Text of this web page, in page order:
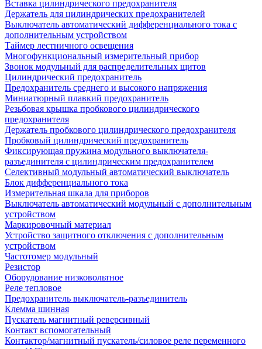
Вставка цилиндрического предохранителя
Держатель для цилиндрических предохранителей
Выключатель автоматический дифференциального тока с
дополнительным устройством
Таймер лестничного освещения
Многофункциональный измерительный прибор
Звонок модульный для распределительных щитов
Цилиндрический предохранитель
Предохранитель среднего и высокого напряжения
Миниатюрный плавкий предохранитель
Резьбовая крышка пробкового цилиндрического
предохранителя
Держатель пробкового цилиндрического предохранителя
Пробковый цилиндрический предохранитель
Фиксирующая пружина модульного выключателя-
разъединителя с цилиндрическим предохранителем
Селективный модульный автоматический выключатель
Блок дифференциального тока
Измерительная шкала для приборов
Выключатель автоматический модульный с дополнительным
устройством
Маркировочный материал
Устройство защитного отключения с дополнительным
устройством
Частотомер модульный
Резистор
Оборудование низковольтное
Реле тепловое
Предохранитель выключатель-разъединитель
Клемма шинная
Пускатель магнитный реверсивный
Контакт вспомогательный
Контактор/магнитный пускатель/силовое реле переменного